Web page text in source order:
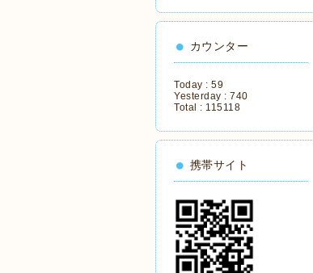
カウンター
Today : 59
Yesterday : 740
Total : 115118
携帯サイト